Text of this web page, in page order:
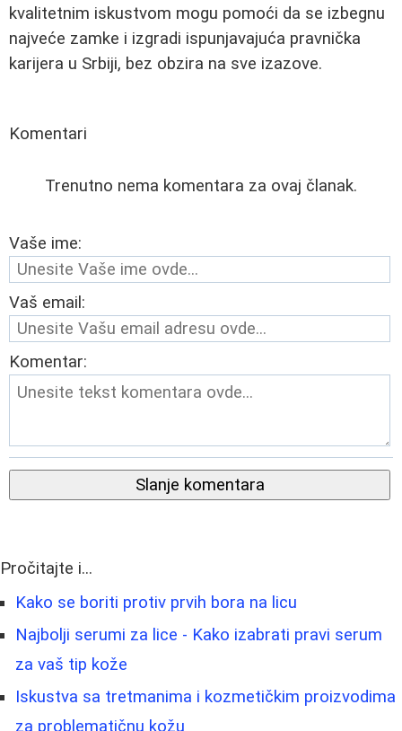
kvalitetnim iskustvom mogu pomoći da se izbegnu
najveće zamke i izgradi ispunjavajuća pravnička
karijera u Srbiji, bez obzira na sve izazove.
Komentari
Trenutno nema komentara za ovaj članak.
Vaše ime:
Vaš email:
Komentar:
Slanje komentara
Pročitajte i...
Kako se boriti protiv prvih bora na licu
Najbolji serumi za lice - Kako izabrati pravi serum
za vaš tip kože
Iskustva sa tretmanima i kozmetičkim proizvodima
za problematičnu kožu